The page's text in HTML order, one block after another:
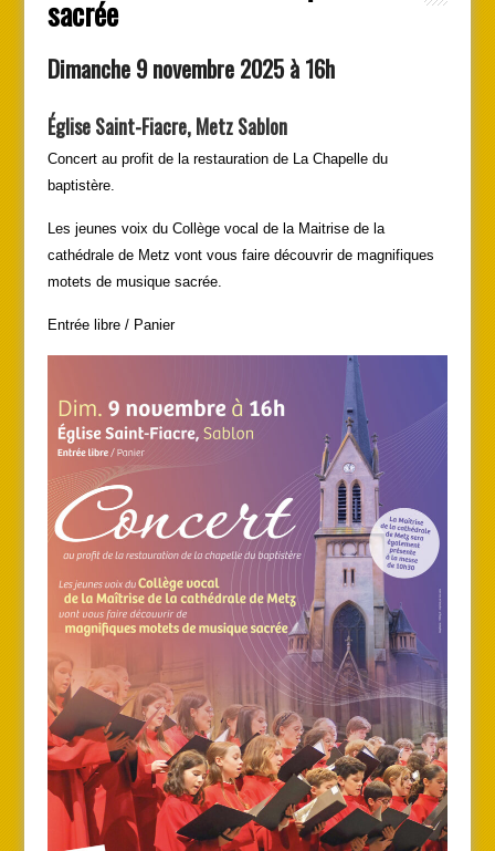
sacrée
Dimanche 9 novembre 2025 à 16h
Église Saint-Fiacre, Metz Sablon
Concert au profit de la restauration de La Chapelle du
baptistère.
Les jeunes voix du Collège vocal de la Maitrise de la
cathédrale de Metz vont vous faire découvrir de magnifiques
motets de musique sacrée.
Entrée libre / Panier